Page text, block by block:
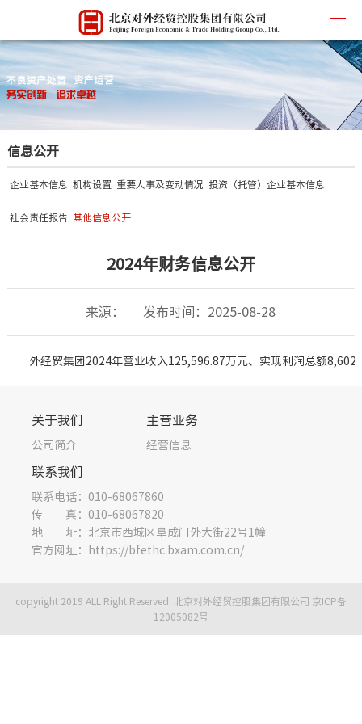
公司简
所属企
信息公开
企业基本信息 机构设置 重要人事及变动情况 投资（托管）企业基本信息
社会责任报告 其他信息公开
2024年财务信息公开
来源： 发布时间：2025-08-28
外经贸集团2024年营业收入125,596.87万元、实现利润总额
关于我们
公司简介
主营业务
经营信息
联系我们
联系电话：010-68067860
传 真：010-68067820
地 址：北京市西城区阜成门外大街22号1幢
官方网址：https://bfethc.bxam.com.cn/
copyright 2019 ALL Right Reserved. 北京对外经贸控股集团有限公司 京ICP备
12005082号